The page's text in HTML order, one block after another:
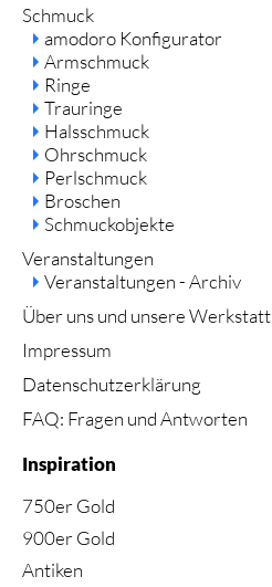
Navigation
überspringen
Schmuck
amodoro Konfigurator
Armschmuck
Ringe
Trauringe
Halsschmuck
Ohrschmuck
Perlschmuck
Broschen
Schmuckobjekte
Veranstaltungen
Veranstaltungen - Archiv
Über uns und unsere Werkstatt
Impressum
Datenschutzerklärung
FAQ: Fragen und Antworten
Inspiration
750er Gold
900er Gold
Antiken